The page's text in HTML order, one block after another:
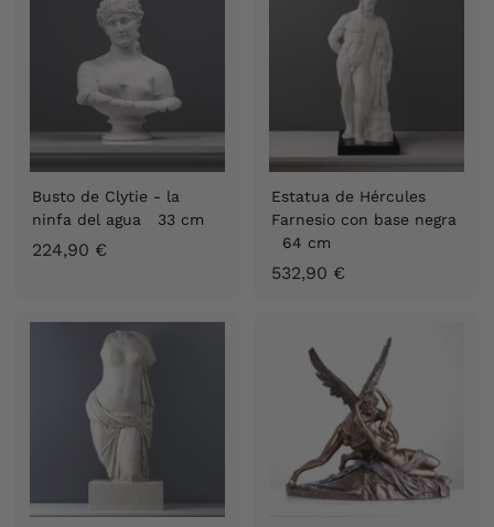
0
€
0
€
Busto de Clytie - la
ninfa del agua 33 cm
224,90 €2
,
€
Estatua de Hércules
Farnesio con base negra
64 cm
532,90 €5
9
0
€